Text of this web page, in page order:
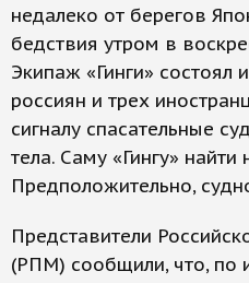
недалеко от берегов
бедствия утром в
Экипаж «Гинги» состоял
россиян и трех
сигналу спасательные
тела. Саму «Гингу» найти
Предположительно,
Представители
(РПМ) сообщили, что, по